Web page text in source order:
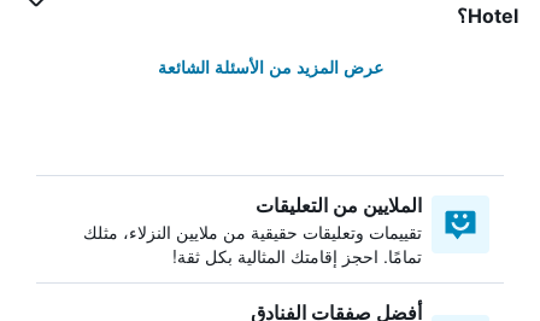
Hotel؟
عرض المزيد من الأسئلة الشائعة
الملايين من التعليقات
تقييمات وتعليقات حقيقية من ملايين النزلاء، مثلك
تمامًا. احجز إقامتك المثالية بكل ثقة!
أفضل صفقات الفنادق